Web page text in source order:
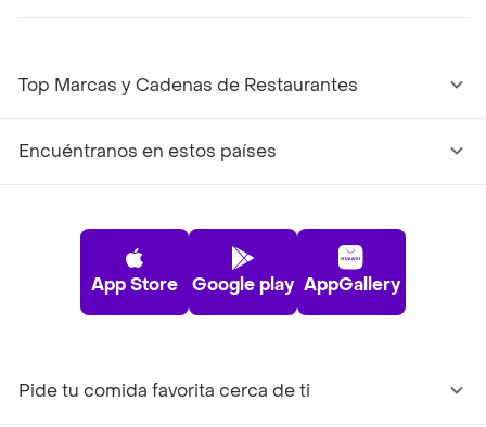
Top Marcas y Cadenas de Restaurantes
Encuéntranos en estos países
App Store Google play AppGallery
Pide tu comida favorita cerca de ti